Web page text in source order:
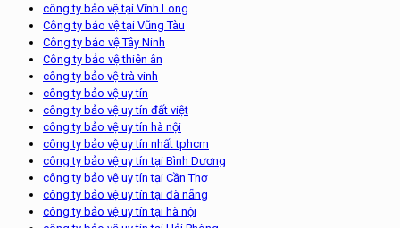
công ty bảo vệ tại Vĩnh Long
Công ty bảo vệ tại Vũng Tàu
Công ty bảo vệ Tây Ninh
Công ty bảo vệ thiên ân
công ty bảo vệ trà vinh
công ty bảo vệ uy tín
công ty bảo vệ uy tín đất việt
công ty bảo vệ uy tín hà nội
công ty bảo vệ uy tín nhất tphcm
công ty bảo vệ uy tín tại Bình Dương
công ty bảo vệ uy tín tại Cần Thơ
công ty bảo vệ uy tín tại đà nẵng
công ty bảo vệ uy tín tại hà nội